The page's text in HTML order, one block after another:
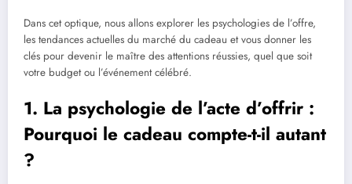
Dans cet optique, nous allons explorer les psychologies de l’offre,
les tendances actuelles du marché du cadeau et vous donner les
clés pour devenir le maître des attentions réussies, quel que soit
votre budget ou l’événement célébré.
1. La psychologie de l’acte d’offrir :
Pourquoi le cadeau compte-t-il autant
?